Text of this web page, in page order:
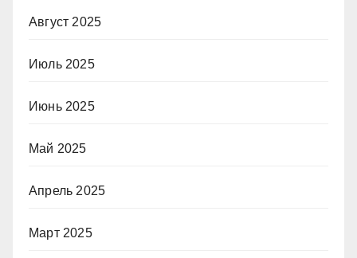
Август 2025
Июль 2025
Июнь 2025
Май 2025
Апрель 2025
Март 2025